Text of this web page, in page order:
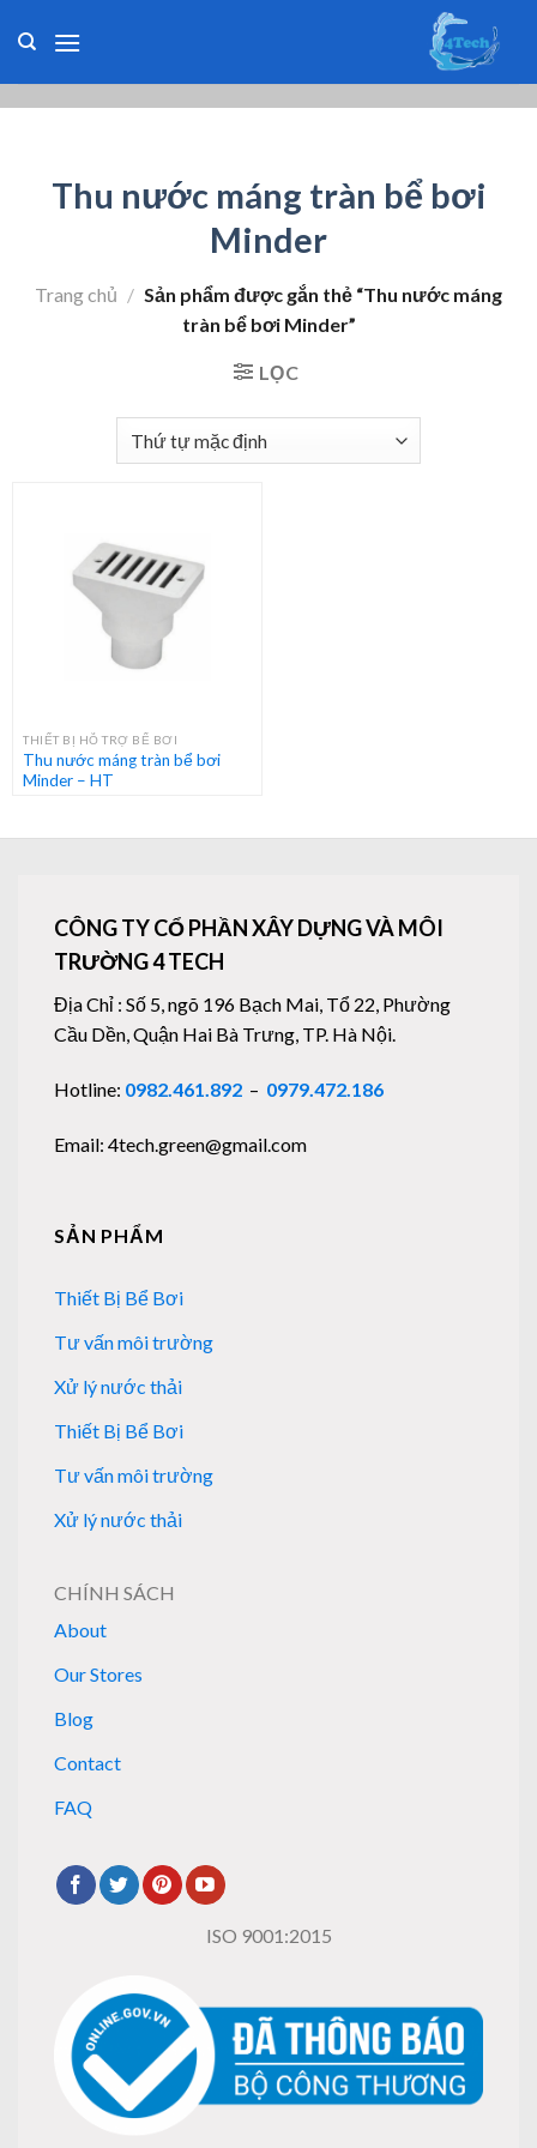
Thu nước máng tràn bể bơi
Minder
Trang chủ / Sản phẩm được gắn thẻ “Thu nước máng
tràn bể bơi Minder”
LỌC
THIẾT BỊ HỖ TRỢ BỂ BƠI
Thu nước máng tràn bể bơi
Minder – HT
CÔNG TY CỔ PHẦN XÂY DỰNG VÀ MÔI
TRƯỜNG 4 TECH
Địa Chỉ : Số 5, ngõ 196 Bạch Mai, Tổ 22, Phường
Cầu Dền, Quận Hai Bà Trưng, TP. Hà Nội.
Hotline: 0982.461.892 – 0979.472.186
Email: 4tech.green@gmail.com
SẢN PHẨM
Thiết Bị Bể Bơi
Tư vấn môi trường
Xử lý nước thải
Thiết Bị Bể Bơi
Tư vấn môi trường
Xử lý nước thải
CHÍNH SÁCH
About
Our Stores
Blog
Contact
FAQ
ISO 9001:2015